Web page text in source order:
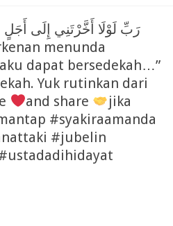
menunda
dapat bersedekah…”
Yuk rutinkan dari
and share
jika
#syakiraamanda
#jubelin